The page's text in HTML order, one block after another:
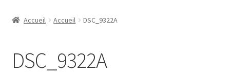
A propos
Accueil Accueil DSC_9322A
DSC_9322A